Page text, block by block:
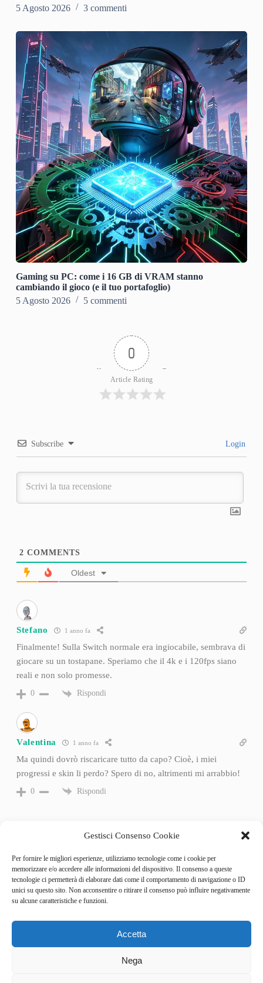
Gestisci Consenso Cookie
Per fornire le migliori esperienze, utilizziamo tecnologie come i cookie per
memorizzare e/o accedere alle informazioni del dispositivo. Il consenso a queste
tecnologie ci permetterà di elaborare dati come il comportamento di navigazione o ID
unici su questo sito. Non acconsentire o ritirare il consenso può influire negativamente
su alcune caratteristiche e funzioni.
Accetta
Nega
5 Agosto 2026
3 commenti
Gaming su PC: come i 16 GB di VRAM stanno
cambiando il gioco (e il tuo portafoglio)
5 Agosto 2026
5 commenti
0
Article Rating
Subscribe Login
2 COMMENTS
Oldest
Stefano 1 anno fa
Finalmente! Sulla Switch normale era ingiocabile, sembrava di
giocare su un tostapane. Speriamo che il 4k e i 120fps siano
reali e non solo promesse.
0 Rispondi
Valentina 1 anno fa
Ma quindi dovrò riscaricare tutto da capo? Cioè, i miei
progressi e skin li perdo? Spero di no, altrimenti mi arrabbio!
0 Rispondi
Categories
Behind the Game
GameSpotlight